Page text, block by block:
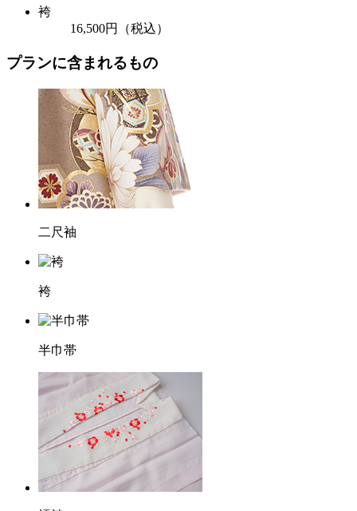
袴
16,500円
（税込）
プランに含まれるもの
二尺袖
袴
半巾帯